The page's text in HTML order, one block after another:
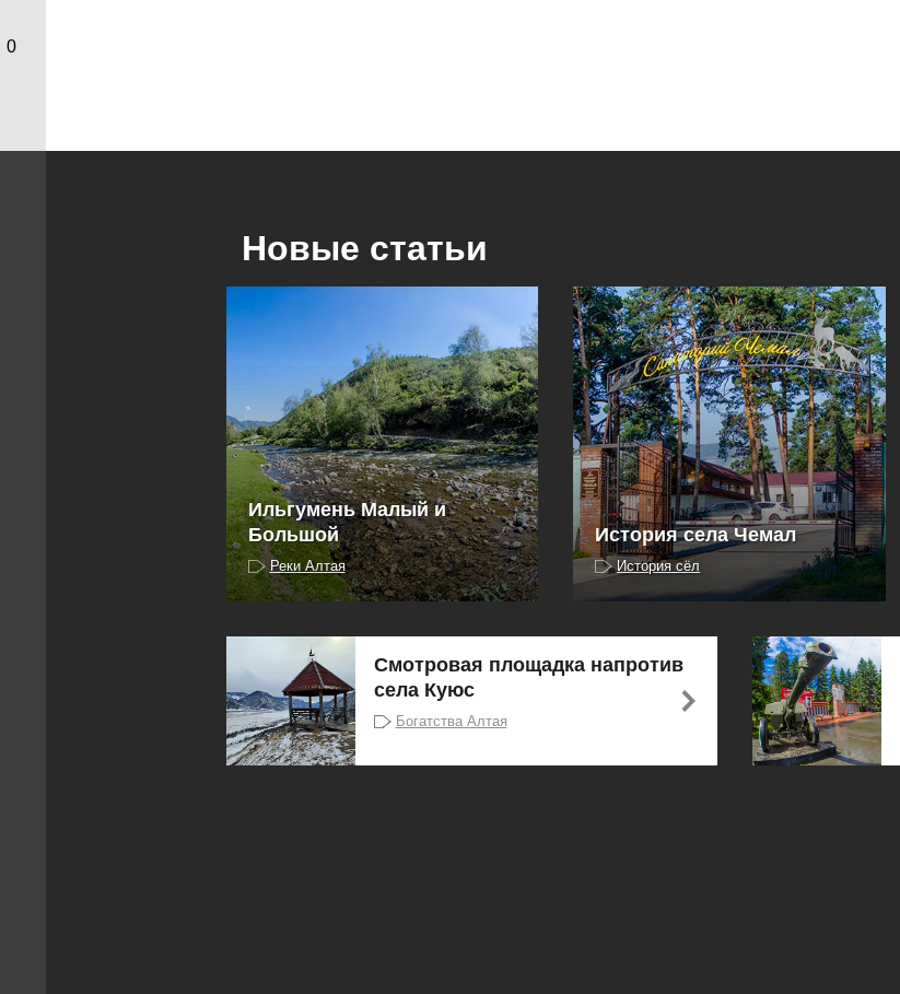
0
Новые статьи
Ильгумень Малый и
Большой
Реки Алтая
История села Чемал
История сёл
Смотровая площадка напротив
села Куюс
Богатства Алтая